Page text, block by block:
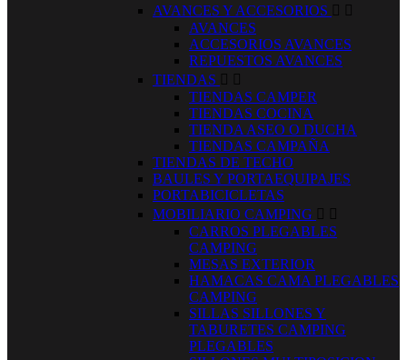
AVANCES Y ACCESORIOS  
AVANCES
ACCESORIOS AVANCES
REPUESTOS AVANCES
TIENDAS  
TIENDAS CAMPER
TIENDAS COCINA
TIENDA ASEO O DUCHA
TIENDAS CAMPAÑA
TIENDAS DE TECHO
BAULES Y PORTAEQUIPAJES
PORTABICICLETAS
MOBILIARIO CAMPING  
CARROS PLEGABLES
CAMPING
MESAS EXTERIOR
HAMACAS CAMA PLEGABLES
CAMPING
SILLAS SILLONES Y
TABURETES CAMPING
PLEGABLES